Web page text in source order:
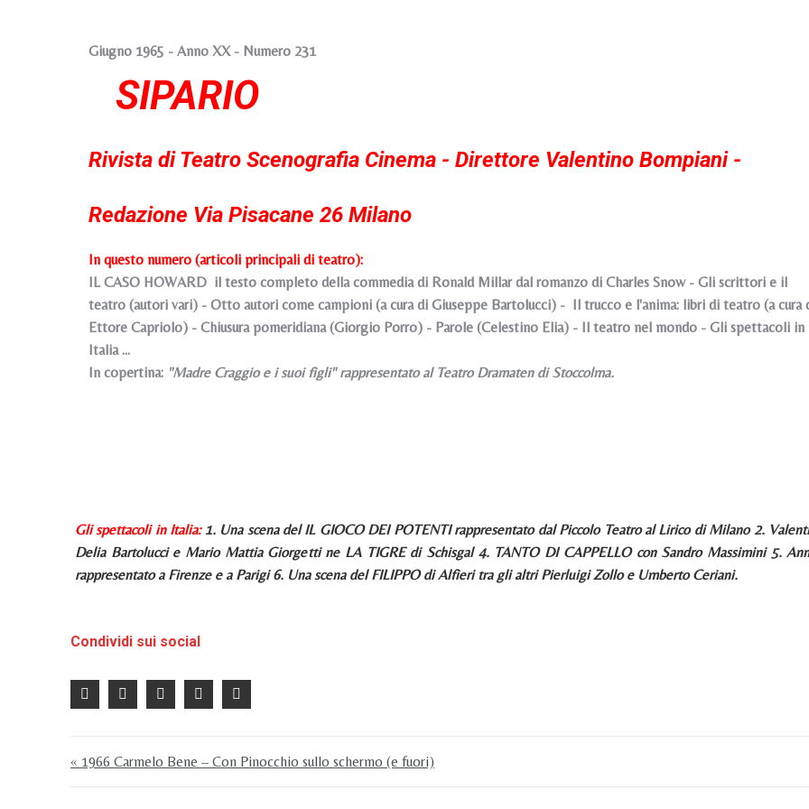
Giugno 1965 - Anno XX - Numero 231
SIPARIO
Rivista di Teatro Scenografia Cinema - Direttore Valentino Bompiani -
Redazione Via Pisacane 26 Milano
In questo numero (articoli principali di teatro):
IL CASO HOWARD il testo completo della commedia di Ronald Millar dal romanzo di Charles Snow - Gli scrittori e il
teatro (autori vari) - Otto autori come campioni (a cura di Giuseppe Bartolucci) - Il trucco e l'anima: libri di teatro (a cura
Ettore Capriolo) - Chiusura pomeridiana (Giorgio Porro) - Parole (Celestino Elia) - Il teatro nel mondo - Gli spettacoli in
Italia ...
In copertina: "Madre Craggio e i suoi figli" rappresentato al Teatro Dramaten di Stoccolma.
Gli spettacoli in Italia: 1. Una scena del IL GIOCO DEI POTENTI rappresentato dal Piccolo Teatro al Lirico di Milano 2.
Delia Bartolucci e Mario Mattia Giorgetti ne LA TIGRE di Schisgal 4. TANTO DI CAPPELLO con Sandro Massimini 5.
rappresentato a Firenze e a Parigi 6. Una scena del FILIPPO di Alfieri tra gli altri Pierluigi Zollo e Umberto Ceriani.
Condividi sui social
« 1966 Carmelo Bene – Con Pinocchio sullo schermo (e fuori)